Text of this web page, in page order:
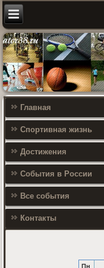
Главная
Спортивная жизнь
Достижения
События в России
Все события
Контакты
Пн